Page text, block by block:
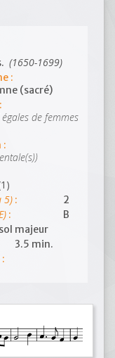
(1650-1699)
:
(sacré)
de femmes
:
5):
2
:
B
sol majeur
3.5 min.